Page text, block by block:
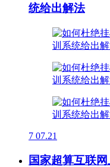
统给出解法
7 07.21
国家超算互联